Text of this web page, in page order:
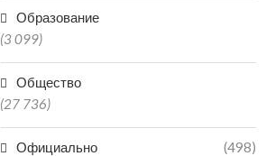
Образование
(3 099)
Общество
(27 736)
Официально (498)